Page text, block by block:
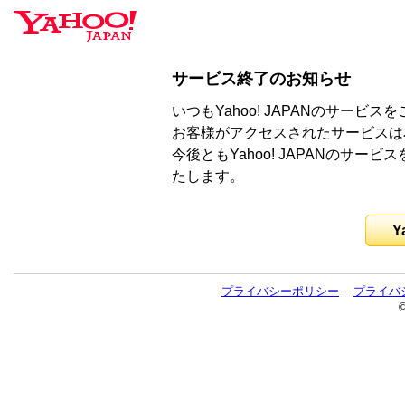
サービス終了のお知らせ
いつもYahoo! JAPANのサービス
お客様がアクセスされたサービス
今後ともYahoo! JAPANのサービ
たします。
プライバシーポリシー - プライバ